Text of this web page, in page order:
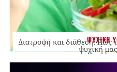
ΨΥΧΙΚΗ
Διατροφή και διάθεση: Πώς
ψυχική